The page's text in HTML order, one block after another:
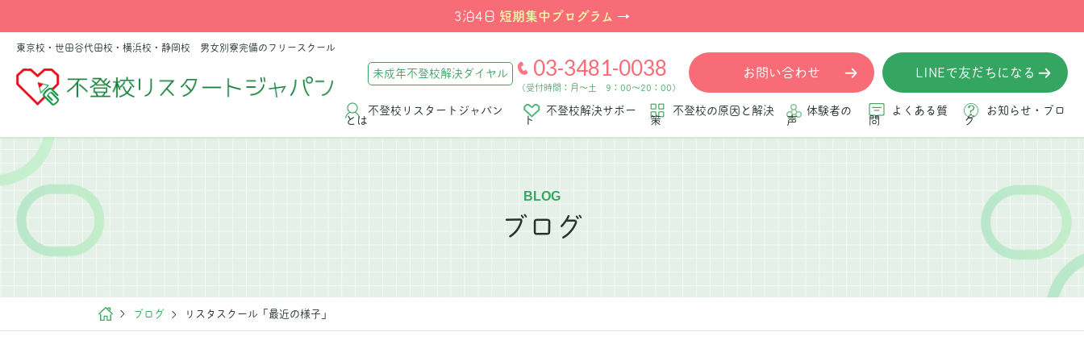
3泊4日 短期集中プログラム →
東京校・世田谷代田校・横浜校・静岡校 男女別寮完備のフリースクール
未成年不登校解決ダイヤル 03-3481-0038
（受付時間：月～土 9：00～20：00）
お問い合わせ LINEで友だちになる
不登校リスタートジャパン
とは
不登校解決サポー
ト
不登校の原因と解決
策
体験者の
声
よくある質
問
お知らせ・ブロ
グ
BLOG
ブログ
ブログ リスタスクール「最近の様子」